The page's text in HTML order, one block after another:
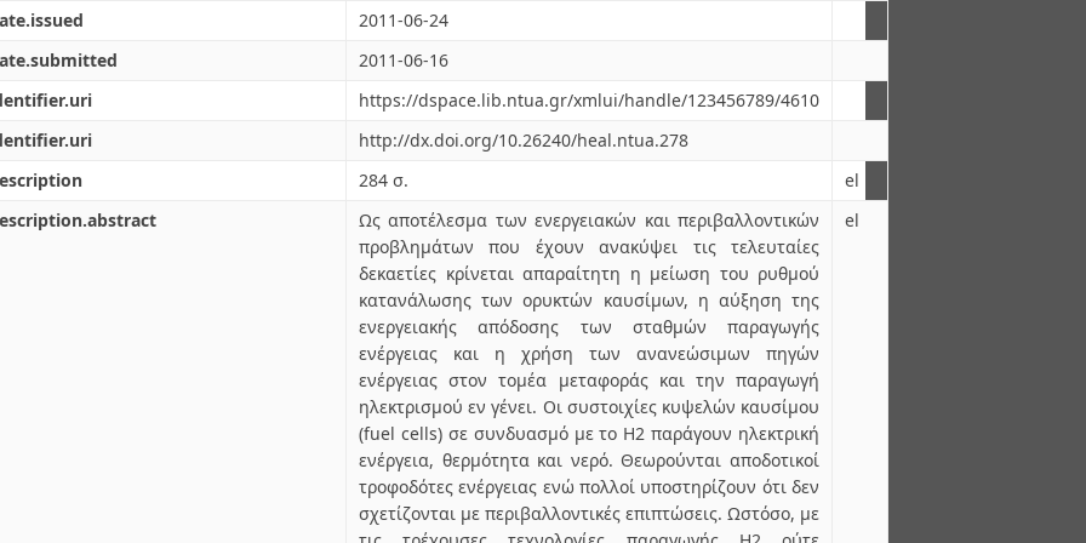
2011-06-24
2011-06-16
https://dspace.lib.ntua.gr/xmlui/handle/123456789/4610
http://dx.doi.org/10.26240/heal.ntua.278
284 σ.
el
Ως αποτέλεσμα των ενεργειακών και περιβαλλοντικών
προβλημάτων που έχουν ανακύψει τις τελευταίες
δεκαετίες κρίνεται απαραίτητη η μείωση του ρυθμού
κατανάλωσης των ορυκτών καυσίμων, η αύξηση της
ενεργειακής απόδοσης των σταθμών παραγωγής
ενέργειας και η χρήση των ανανεώσιμων πηγών
ενέργειας στον τομέα μεταφοράς και την παραγωγή
ηλεκτρισμού εν γένει. Οι συστοιχίες κυψελών καυσίμου
(fuel cells) σε συνδυασμό με το Η2 παράγουν ηλεκτρική
ενέργεια, θερμότητα και νερό. Θεωρούνται αποδοτικοί
τροφοδότες ενέργειας ενώ πολλοί υποστηρίζουν ότι δεν
σχετίζονται με περιβαλλοντικές επιπτώσεις. Ωστόσο, με
el